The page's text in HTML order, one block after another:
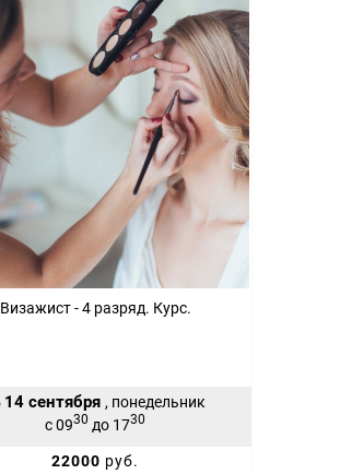
Визажист - 4 разряд. Курс.
14 сентября , понедельник
с 0930 до 1730
22000 руб.